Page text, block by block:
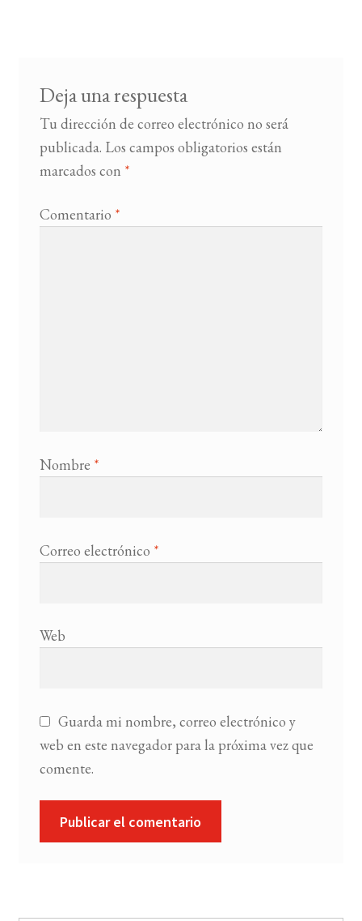
Deja una respuesta
Tu dirección de correo electrónico no será
publicada. Los campos obligatorios están
marcados con *
Comentario *
Nombre *
Correo electrónico *
Web
Guarda mi nombre, correo electrónico y
web en este navegador para la próxima vez que
comente.